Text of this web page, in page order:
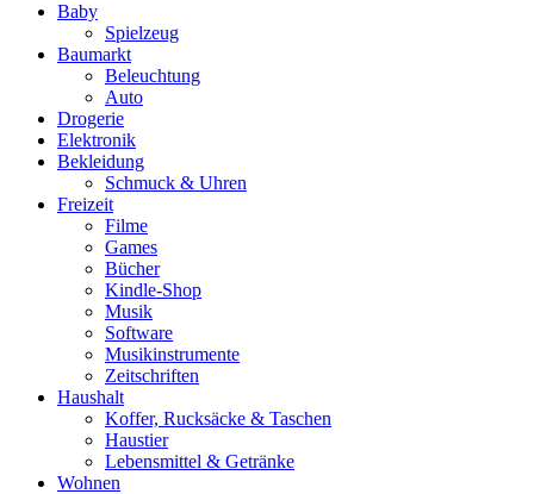
Baby
Spielzeug
Baumarkt
Beleuchtung
Auto
Drogerie
Elektronik
Bekleidung
Schmuck & Uhren
Freizeit
Filme
Games
Bücher
Kindle-Shop
Musik
Software
Musikinstrumente
Zeitschriften
Haushalt
Koffer, Rucksäcke & Taschen
Haustier
Lebensmittel & Getränke
Wohnen